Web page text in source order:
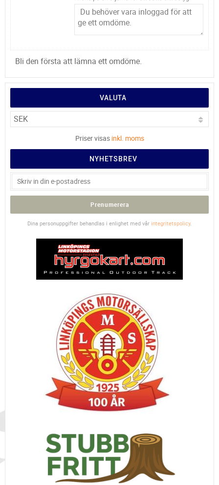
Bli den första att lämna ett omdöme.
VALUTA
Priser visas inkl. moms
NYHETSBREV
Prenumerera
Dina personuppgifter behandlas i enlighet med vår integritetspolicy.